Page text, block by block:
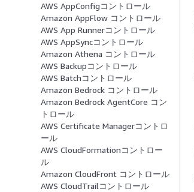
AWS AppConfigコントロール
Amazon AppFlow コントロール
AWS App Runnerコントロール
AWS AppSyncコントロール
Amazon Athena コントロール
AWS Backupコントロール
AWS Batchコントロール
Amazon Bedrock コントロール
Amazon Bedrock AgentCore コン
トロール
AWS Certificate Managerコントロ
ール
AWS CloudFormationコントロー
ル
Amazon CloudFront コントロール
AWS CloudTrailコントロール